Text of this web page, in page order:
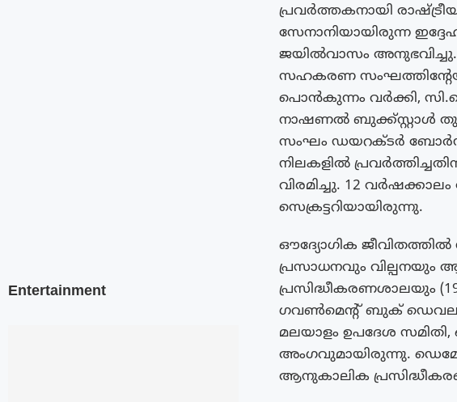
പ്രവർത്തകനായി
സേനാനിയായിരുന്ന
ജയിൽവാസം അനുഭവിച്ചു.
സഹകരണ
പൊൻകുന്നം വർക്കി,
നാഷണൽ ബുക്ക്‌സ്റ്റാൾ
സംഘം ഡയറക്ടർ
നിലകളിൽ
വിരമിച്ചു. 12
സെക്രട്ടറിയായിരുന്നു.
ഔദ്യോഗിക ജീവിതത്തിൽ
പ്രസാധനവും വില്പനയും
പ്രസിദ്ധീകരണശാലയും
ഗവൺമെന്റ് ബുക്
മലയാളം ഉപദേശ സമിതി,
അംഗവുമായിരുന്നു.
ആനുകാലിക
Entertainment